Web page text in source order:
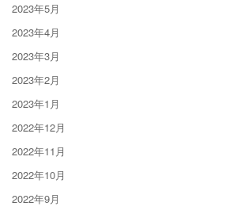
2023年5月
2023年4月
2023年3月
2023年2月
2023年1月
2022年12月
2022年11月
2022年10月
2022年9月